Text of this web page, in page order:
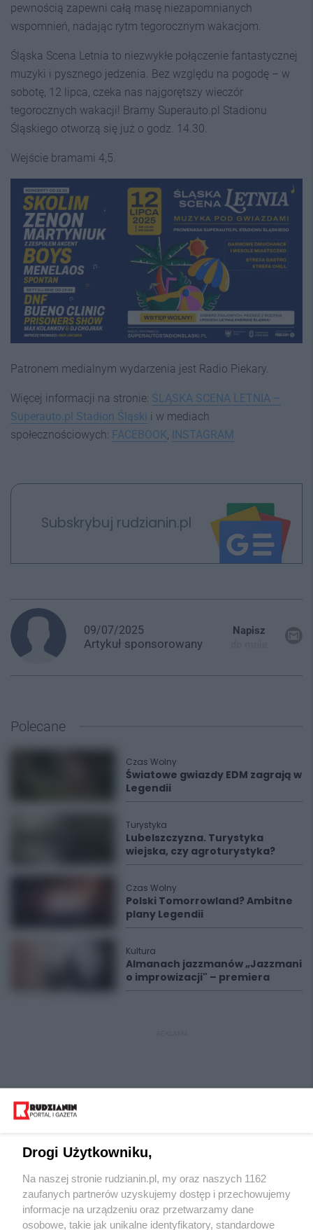
pewnością zapewni całą masę niezapomnianych
wspomnień, nadając rytm tegorocznym wakacjom.
Śląska Scena Letnia to niezwykłe połączenie fantastycznej
muzyki i pysznego jedzenia. Bez względu na pogodę – w
sobotę, 12 lipca, czeka nas najgorętszy wieczór
tegorocznych wakacji! Bramy Superauto.pl Stadionu
Śląskiego otworzą się już o godz. 14.30.
Wejście bramami 4,5.
Patronem medialnym wydarzenia jest Radio Piekary.
Więcej informacji na stronie: ŚLĄSKA SCENA LETNIA –
Superauto.pl Stadion Śląski i w mediach
społecznościowych: FACEBOOK INSTAGRAM
Subskrybuj rudzianin.pl
09/07/2025
Artykuł sponsorowany
Napisz
Polecane
Czas Wolny
Światowe gwiazdy EDM zagrają w
Legendii
Turystyka
Lubelszczyzna. Turystyka
wiejska, czy agroturystyka?
Czas Wolny
Polski Tomorrowland? Ambitne
plany Legendii
Kultura
Almanach jazzmanów „Jazzmani
o improwizacji" – premiera
Wydawca mediów lokalnych
Drogi Użytkowniku,
Na naszej stronie rudzianin.pl, my oraz naszych 1162
zaufanych partnerów uzyskujemy dostęp i przechowujemy
informacje na urządzeniu oraz przetwarzamy dane
osobowe, takie jak unikalne identyfikatory, standardowe